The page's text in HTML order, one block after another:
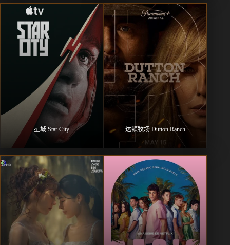
星城 Star City 达顿牧场 Dutton Ranch